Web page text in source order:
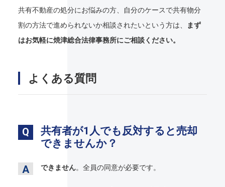
共有不動産の処分にお悩みの方、自分のケースで共有物分
割の方法で進められないか相談されたいという方は、
まず
はお気軽に焼津総合法律事務所にご相談ください。
よくある質問
共有者が1人でも反対すると売却
できませんか？
できません。全員の同意が必要です。